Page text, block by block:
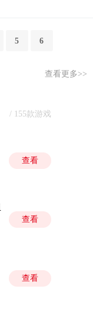
5 6
查看更多>>
/ 155款游戏
查看
查看
查看